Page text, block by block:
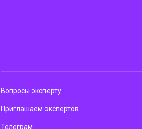
Вопросы эксперту
Приглашаем экспертов
Телеграм